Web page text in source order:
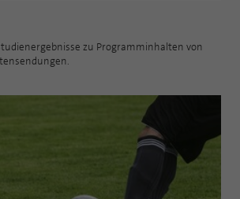
zu Programminhalten von